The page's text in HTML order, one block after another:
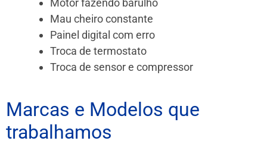
Motor fazendo barulho
Mau cheiro constante
Painel digital com erro
Troca de termostato
Troca de sensor e compressor
Marcas e Modelos que
trabalhamos